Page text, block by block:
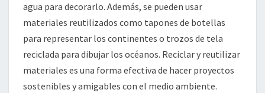
agua para decorarlo. Además, se pueden usar
materiales reutilizados como tapones de botellas
para representar los continentes o trozos de tela
reciclada para dibujar los océanos. Reciclar y reutilizar
materiales es una forma efectiva de hacer proyectos
sostenibles y amigables con el medio ambiente.